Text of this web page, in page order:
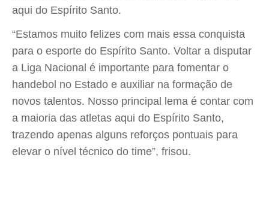
aqui do Espírito Santo.
“Estamos muito felizes com mais essa conquista
para o esporte do Espírito Santo. Voltar a disputar
a Liga Nacional é importante para fomentar o
handebol no Estado e auxiliar na formação de
novos talentos. Nosso principal lema é contar com
a maioria das atletas aqui do Espírito Santo,
trazendo apenas alguns reforços pontuais para
elevar o nível técnico do time”, frisou.